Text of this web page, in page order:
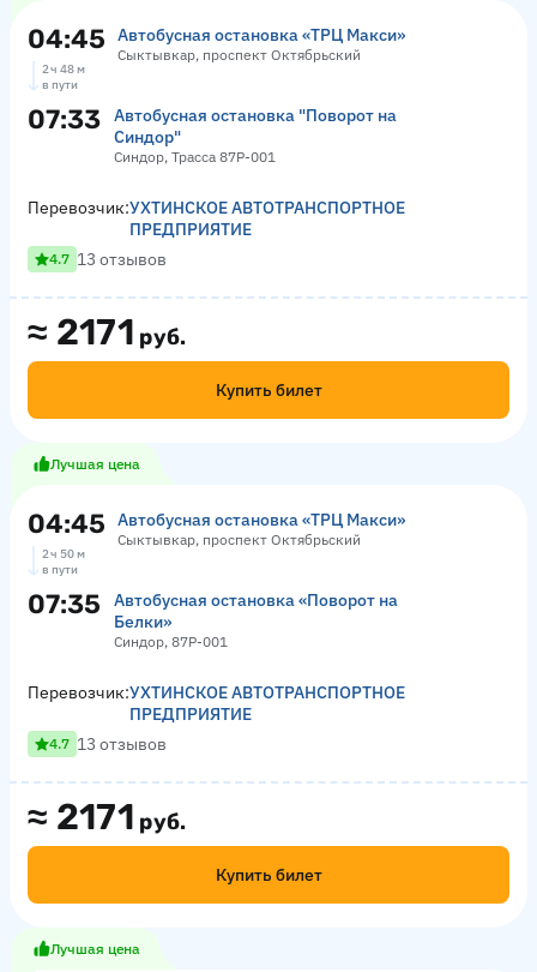
04:45 Автобусная остановка «ТРЦ Макси»
Сыктывкар, проспект Октябрьский
2 ч 48 м
в пути
07:33
Автобусная остановка "Поворот на
Синдор"
Синдор, Трасса 87Р-001
≈ 2171 руб.
Купить билет
Перевозчик:УХТИНСКОЕ АВТОТРАНСПОРТНОЕ
ПРЕДПРИЯТИЕ
4.7 13 отзывов
Лучшая цена
04:45 Автобусная остановка «ТРЦ Макси»
Сыктывкар, проспект Октябрьский
2 ч 50 м
в пути
07:35
Автобусная остановка «Поворот на
Белки»
Синдор, 87Р-001
≈ 2171 руб.
Купить билет
Перевозчик:УХТИНСКОЕ АВТОТРАНСПОРТНОЕ
ПРЕДПРИЯТИЕ
4.7 13 отзывов
Лучшая цена